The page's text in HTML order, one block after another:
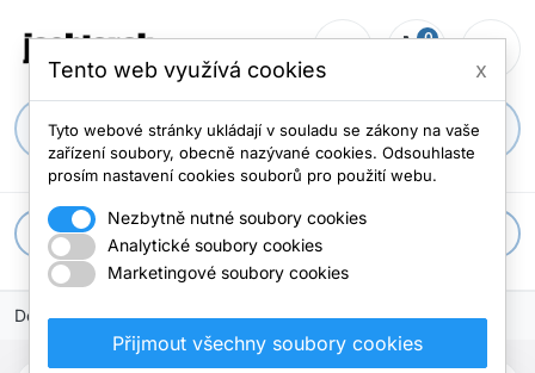
search
person_outline shopping_cart
0 menu
apps Všechny kategorie
Domů oblečení Trička
Tento web využívá cookies x
Tyto webové stránky ukládají v souladu se zákony na vaše
zařízení soubory, obecně nazývané cookies. Odsouhlaste
prosím nastavení cookies souborů pro použití webu.
Nezbytně nutné soubory cookies
Analytické soubory cookies
Marketingové soubory cookies
Přijmout všechny soubory cookies